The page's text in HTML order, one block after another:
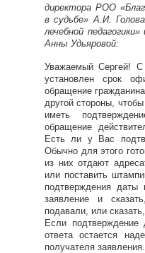
директора РОО
в судьбе» А.И.
лечебной
Анны Удьяровой:
Уважаемый Сергей! С
установлен срок
обращение
другой стороны,
иметь
обращение
Есть ли у Вас
Обычно для этого
из них отдают
или поставить
подтверждения даты
заявление и
подавали, или
Если подтверждение
ответа остается
получателя заявления.